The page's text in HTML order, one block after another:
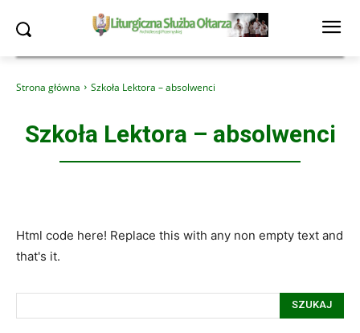
Strona główna Szkoła Lektora – absolwenci
Szkoła Lektora – absolwenci
Html code here! Replace this with any non empty text and
that's it.
SZUKAJ